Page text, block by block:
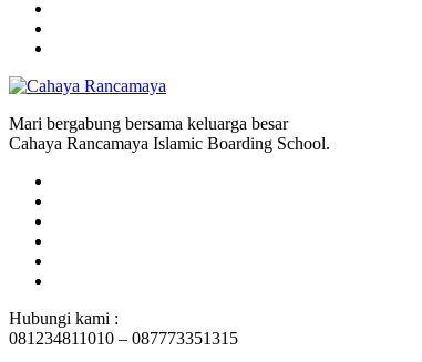
Mari bergabung bersama keluarga besar
Cahaya Rancamaya Islamic Boarding School.
Hubungi kami :
081234811010 – 087773351315